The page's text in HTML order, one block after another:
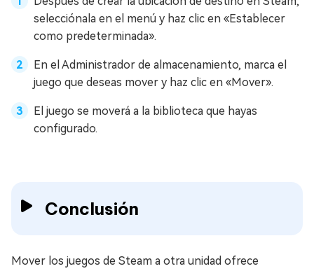
selecciónala en el menú y haz clic en «Establecer
como predeterminada».
En el Administrador de almacenamiento, marca el
juego que deseas mover y haz clic en «Mover».
El juego se moverá a la biblioteca que hayas
configurado.
Conclusión
Mover los juegos de Steam a otra unidad ofrece